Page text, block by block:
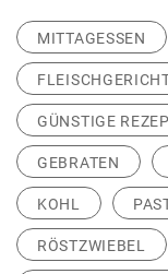
MITTAGESSEN
GÜNSTIGE
GEBRATEN
KOHL
RÖSTZWIEBEL